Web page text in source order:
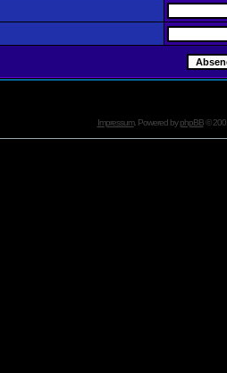
Impressum. Powered byphpBB©